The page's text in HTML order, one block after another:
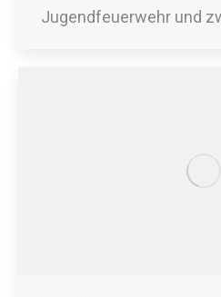
Jugendfeuerwehr und